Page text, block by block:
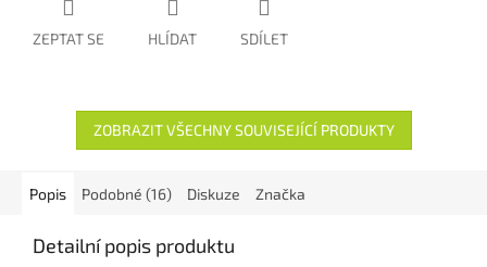
ZEPTAT SE HLÍDAT SDÍLET
ZOBRAZIT VŠECHNY SOUVISEJÍCÍ PRODUKTY
Popis Podobné (16) Diskuze Značka
Detailní popis produktu